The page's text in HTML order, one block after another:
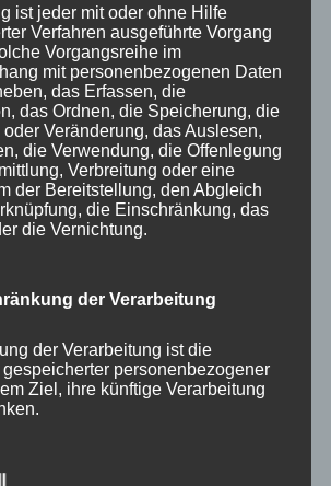
Natur begleiten wollt, dann
diesen Blog oder folgt mir
.
ist jeder mit oder ohne Hilfe
Verfahren ausgeführte Vorgang
Vorgangsreihe im
mit personenbezogenen Daten
das Erfassen, die
das Ordnen, die Speicherung, die
Veränderung, das Auslesen,
die Verwendung, die Offenlegung
Verbreitung oder eine
der Bereitstellung, den Abgleich
die Einschränkung, das
die Vernichtung.
der Verarbeitung
der Verarbeitung ist die
gespeicherter personenbezogener
Ziel, ihre künftige Verarbeitung